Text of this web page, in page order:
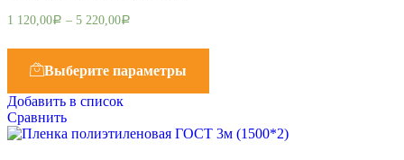
1 120,00Р – 5 220,00Р
Выберите параметры
Добавить в список
Сравнить